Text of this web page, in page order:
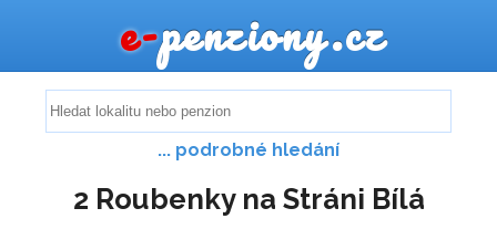
e-penziony.cz
... podrobné hledání
2 Roubenky na Stráni Bílá